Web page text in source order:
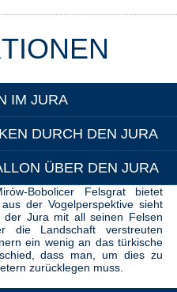
IM JURA
DURCH DEN JURA
ÜBER DEN JURA
Bobolicer Felsgrat bietet
der Vogelperspektive sieht
Jura mit all seinen Felsen
die Landschaft verstreuten
ein wenig an das türkische
dass man, um dies zu
zurücklegen muss.